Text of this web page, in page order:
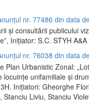
nr. 77486 din data
și consultării publicului
Inițiator: S.C. STYH A&A
nr. 76038 din data
Plan Urbanistic Zonal:
locuințe unifamiliale și
Inițiatori: Gheorghe
Stanciu Liviu, Stanciu